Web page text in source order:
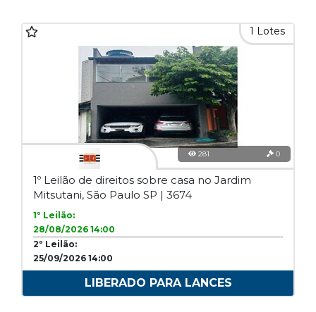
1 Lotes
281 0
1º Leilão de direitos sobre casa no Jardim
Mitsutani, São Paulo SP | 3674
1º Leilão:
28/08/2026 14:00
2º Leilão:
25/09/2026 14:00
LIBERADO PARA LANCES